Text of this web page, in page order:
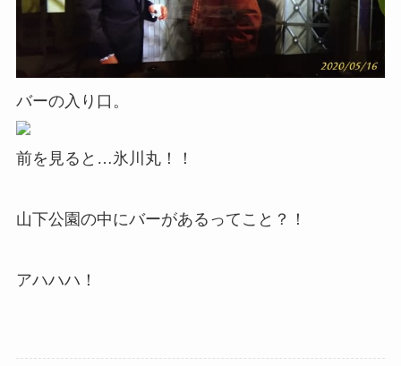
バーの入り口。
前を見ると…氷川丸！！
山下公園の中にバーがあるってこと？！
アハハハ！